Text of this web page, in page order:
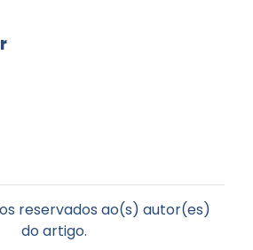
reservados ao(s) autor(es)
do artigo.